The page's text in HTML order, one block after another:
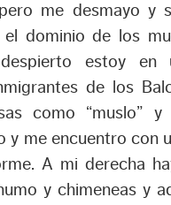
me desmayo y
dominio de los
estoy en
de los
como “muslo” y
y me encuentro con
A mi derecha
y chimeneas y